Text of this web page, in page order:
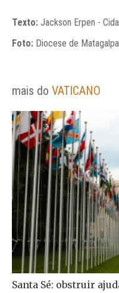
Texto: Jackson Erpen -
Foto: Diocese de Matagalpa
mais do VATICANO
Santa Sé: obstruir